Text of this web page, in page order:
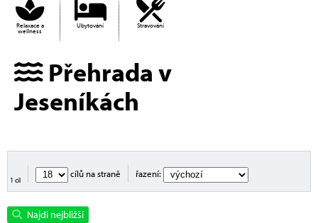
Relaxace a
wellness
Ubytování Stravování
Přehrada v
Jeseníkách
1 cíl
cílů na straně řazení:
Najdi nejbližší